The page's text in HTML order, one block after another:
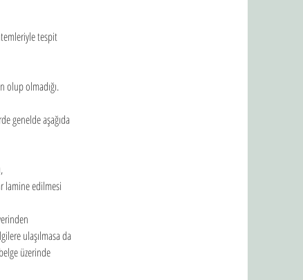
tespit
olup olmadığı.
genelde aşağıda
lamine edilmesi
ulaşılmasa da
üzerinde